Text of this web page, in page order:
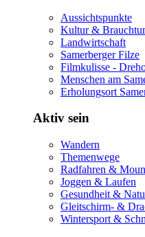
Aussichtspunkte
Kultur &
Landwirtschaft
Samerberger Filze
Filmkulisse -
Menschen am
Erholungsort
Aktiv sein
Wandern
Themenwege
Radfahren &
Joggen & Laufen
Gesundheit &
Gleitschirm- &
Wintersport &